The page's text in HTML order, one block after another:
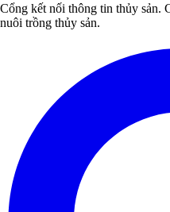
Cổng kết nối thông tin thủy sản.
nuôi trồng thủy sản.